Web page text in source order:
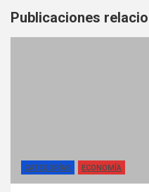
Publicaciones
CATEGORÍAS ECONOMÍA